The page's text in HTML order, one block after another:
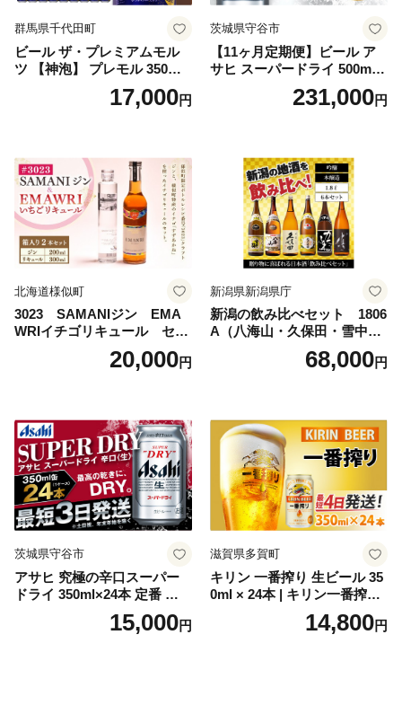
群馬県千代田町
ビール ザ・プレミアムモル
ツ 【神泡】 プレモル 350ml
× 24本 サントリー〈天然水の
ビール工場〉群馬※沖縄・離
17,000円
茨城県守谷市
【11ヶ月定期便】ビール ア
サヒ スーパードライ 500ml 2
4本 1ケース×11ヶ月 | アサヒ
ビール 究極の辛口 酒 お酒 ア
uper dry 11回 缶ビール 缶 ギ
フト 内祝い 茨城県守谷市 送
料無料
231,000円
北海道様似町
3023 SAMANIジン EMA
WRIイチゴリキュール セッ
ト（箱入り）【大人の味 酒
お酒 洋酒 スピリッツ クラフ
セット 詰め合わせ カクテル
ソーダ割り アルコール ロッ
ク ソーダ ジントニック 】
20,000円
新潟県新潟県庁
新潟の飲み比べセット 1806
A（八海山・久保田・雪中
梅・越乃寒梅・かたふね・千
68,000円
茨城県守谷市
アサヒ 究極の辛口スーパー
ドライ 350ml×24本 定番 ビー
ル 缶ビール 酒 お酒 アルコー
15,000円
滋賀県多賀町
キリン 一番搾り 生ビール 35
0ml × 24本 | キリン一番搾り
キリンビール 一番搾り ビー
ル 24缶 きりんいちばんしぼ
14,800円